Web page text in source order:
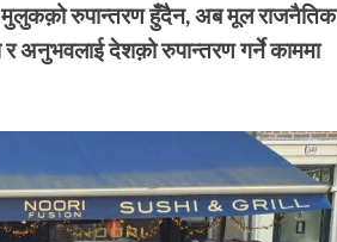
मुलुकक़ो रुपान्तरण हुँदैन, अब मूल राजनैतिक
र अनुभवलाई देशक़ो रुपान्तरण गर्ने काममा